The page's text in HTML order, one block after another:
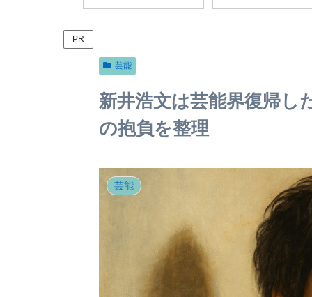
【2024年版】
変化の真相をやさしく
PR
芸能
新井浩文は芸能界復帰し
の抱負を整理
芸能